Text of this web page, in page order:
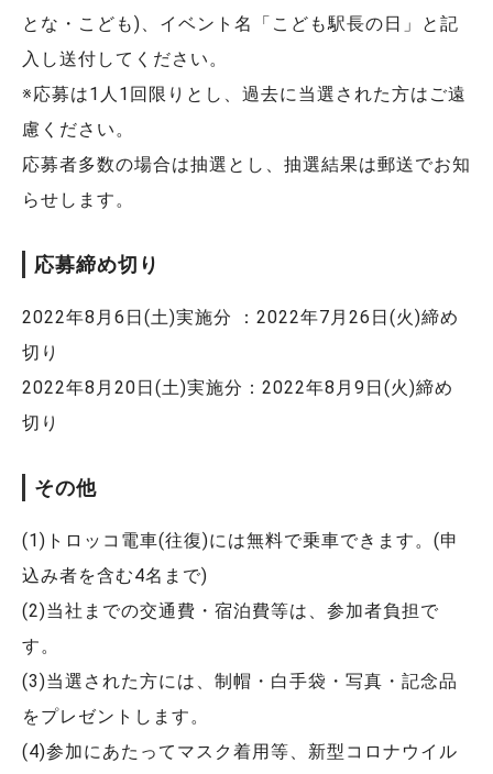
とな・こども)、イベント名「こども駅長の日」と記
入し送付してください。
※応募は1人1回限りとし、過去に当選された方はご遠
慮ください。
応募者多数の場合は抽選とし、抽選結果は郵送でお知
らせします。
応募締め切り
2022年8月6日(土)実施分 ：2022年7月26日(火)締め
切り
2022年8月20日(土)実施分：2022年8月9日(火)締め
切り
その他
(1)トロッコ電車(往復)には無料で乗車できます。(申
込み者を含む4名まで)
(2)当社までの交通費・宿泊費等は、参加者負担で
す。
(3)当選された方には、制帽・白手袋・写真・記念品
をプレゼントします。
(4)参加にあたってマスク着用等、新型コロナウイル